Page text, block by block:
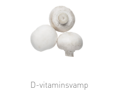
D-vitaminsvamp